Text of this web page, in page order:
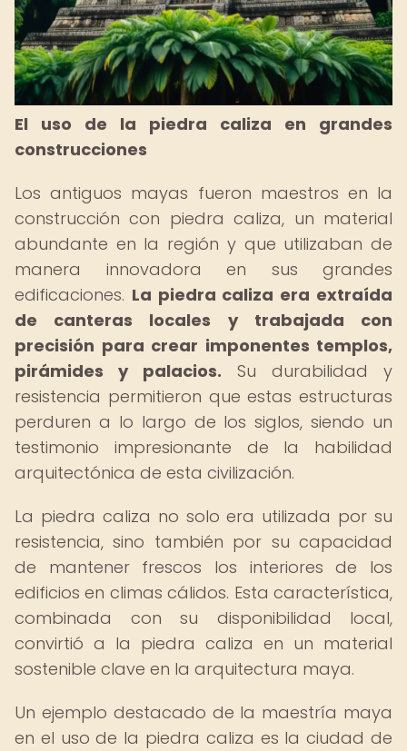
El uso de la piedra caliza en grandes
construcciones
Los antiguos mayas fueron maestros en la
construcción con piedra caliza, un material
abundante en la región y que utilizaban de
manera innovadora en sus grandes
edificaciones. La piedra caliza era extraída
de canteras locales y trabajada con
precisión para crear imponentes templos,
pirámides y palacios. Su durabilidad y
resistencia permitieron que estas estructuras
perduren a lo largo de los siglos, siendo un
testimonio impresionante de la habilidad
arquitectónica de esta civilización.
La piedra caliza no solo era utilizada por su
resistencia, sino también por su capacidad
de mantener frescos los interiores de los
edificios en climas cálidos. Esta característica,
combinada con su disponibilidad local,
convirtió a la piedra caliza en un material
sostenible clave en la arquitectura maya.
Un ejemplo destacado de la maestría maya
en el uso de la piedra caliza es la ciudad de